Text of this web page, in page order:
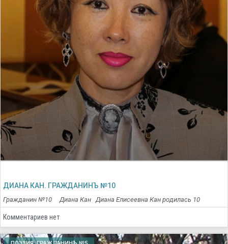
ДИАНА КАН. ГРАЖДАНИНЪ №10
Гражданин №10 Диана Кан Диана Елисеевна Кан родилась 10
Комментариев нет